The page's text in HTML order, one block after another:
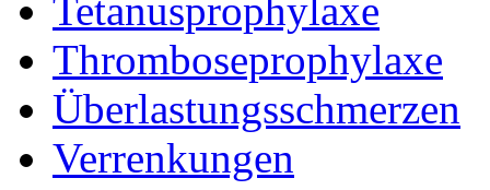
Tetanusprophylaxe
Thromboseprophylaxe
Überlastungsschmerzen
Verrenkungen